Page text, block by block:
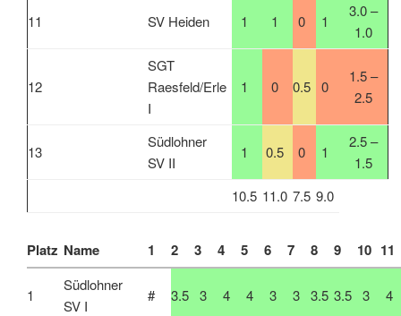
11 SV Heiden 1 1 0 1
3.0 –
1.0
12
SGT
Raesfeld/Erle
I
1 0 0.5 0
1.5 –
2.5
13
Südlohner
SV II
1 0.5 0 1
2.5 –
1.5
10.5 11.0 7.5 9.0
Platz Name 1 2 3 4 5 6 7 8 9 10 11
1
Südlohner
SV I
# 3.5 3 4 4 3 3 3.5 3.5 3 4